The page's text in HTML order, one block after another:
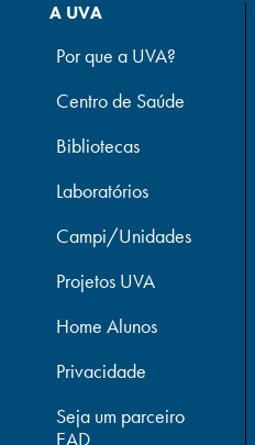
A UVA
Por que a UVA?
Centro de Saúde
Bibliotecas
Laboratórios
Campi/Unidades
Projetos UVA
Home Alunos
Privacidade
Seja um parceiro
EAD